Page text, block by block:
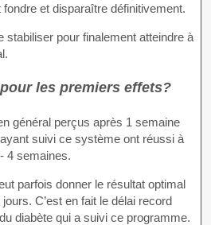
et disparaître définitivement.
stabiliser pour finalement atteindre à
les premiers effets?
général perçus après 1 semaine
suivi ce système ont réussi à
4 semaines.
parfois donner le résultat optimal
C’est en fait le délai record
diabète qui a suivi ce programme.